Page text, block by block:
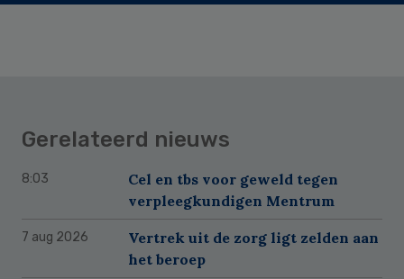
Gerelateerd nieuws
8:03
Cel en tbs voor geweld tegen
verpleegkundigen Mentrum
7 aug 2026
Vertrek uit de zorg ligt zelden aan
het beroep